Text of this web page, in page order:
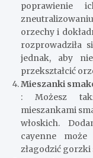
poprawienie
orzechy i
rozprowadziła
jednak, aby
przekształcić
Mieszanki
: Możesz
mieszankami
włoskich.
cayenne
złagodzić gorzki